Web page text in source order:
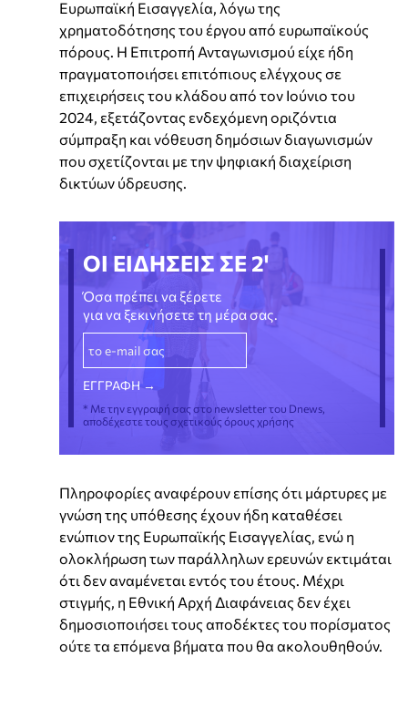
Ευρωπαϊκή Εισαγγελία, λόγω της
χρηματοδότησης του έργου από ευρωπαϊκούς
πόρους. Η Επιτροπή Ανταγωνισμού είχε ήδη
πραγματοποιήσει επιτόπιους ελέγχους σε
επιχειρήσεις του κλάδου από τον Ιούνιο του
2024, εξετάζοντας ενδεχόμενη οριζόντια
σύμπραξη και νόθευση δημόσιων διαγωνισμών
που σχετίζονται με την ψηφιακή διαχείριση
δικτύων ύδρευσης.
ΟΙ ΕΙΔΗΣΕΙΣ ΣΕ 2'
Όσα πρέπει να ξέρετε
για να ξεκινήσετε τη μέρα σας.
* Με την εγγραφή σας στο newsletter του Dnews,
αποδέχεστε τους σχετικούς όρους χρήσης
Πληροφορίες αναφέρουν επίσης ότι μάρτυρες με
γνώση της υπόθεσης έχουν ήδη καταθέσει
ενώπιον της Ευρωπαϊκής Εισαγγελίας, ενώ η
ολοκλήρωση των παράλληλων ερευνών εκτιμάται
ότι δεν αναμένεται εντός του έτους. Μέχρι
στιγμής, η Εθνική Αρχή Διαφάνειας δεν έχει
δημοσιοποιήσει τους αποδέκτες του πορίσματος
ούτε τα επόμενα βήματα που θα ακολουθηθούν.